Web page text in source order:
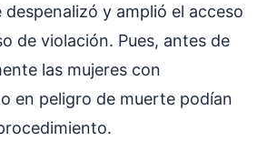
despenalizó y amplió el acceso
de violación. Pues, antes de
las mujeres con
en peligro de muerte podían